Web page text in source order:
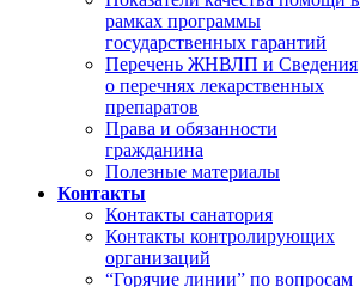
рамках программы
государственных гарантий
Перечень ЖНВЛП и Сведения
о перечнях лекарственных
препаратов
Права и обязанности
гражданина
Полезные материалы
Контакты
Контакты санатория
Контакты контролирующих
организаций
“Горячие линии” по вопросам